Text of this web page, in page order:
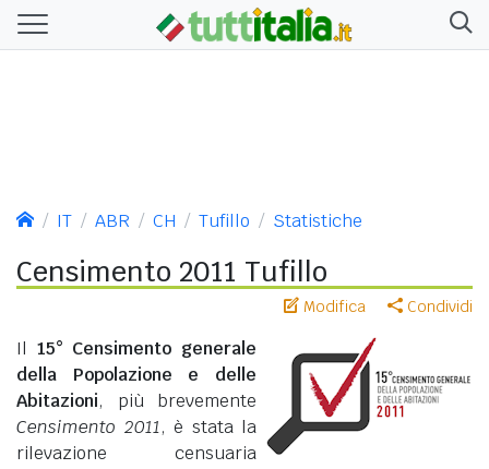
IT ABR CH Tufillo Statistiche
Censimento 2011 Tufillo
Modifica Condividi
Il 15° Censimento generale
della Popolazione e delle
Abitazioni, più brevemente
Censimento 2011, è stata la
rilevazione censuaria